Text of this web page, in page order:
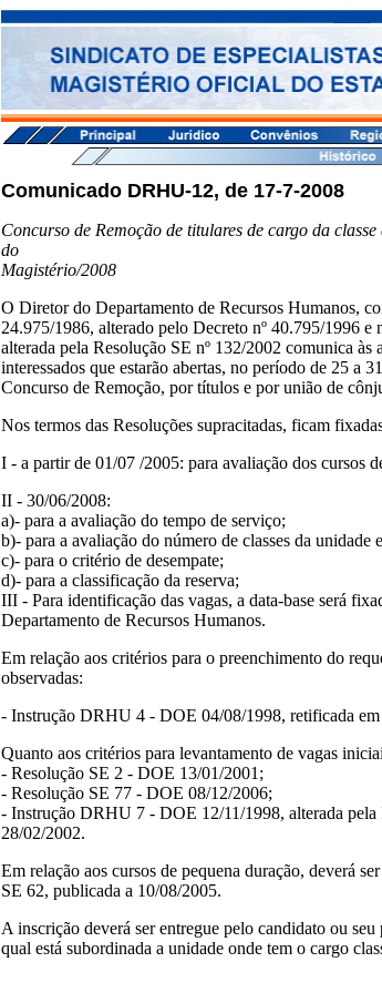
Comunicado DRHU-12, de 17-7-2008
Concurso de Remoção de titulares de cargo da
do
Magistério/2008
O Diretor do Departamento de Recursos Humanos,
24.975/1986, alterado pelo Decreto nº 40.795/1996 e
alterada pela Resolução SE nº 132/2002 comunica às
interessados que estarão abertas, no período de 25 a
Concurso de Remoção, por títulos e por união de
Nos termos das Resoluções supracitadas, ficam
I - a partir de 01/07 /2005: para avaliação dos cursos
II - 30/06/2008:
a)- para a avaliação do tempo de serviço;
b)- para a avaliação do número de classes da unidade
c)- para o critério de desempate;
d)- para a classificação da reserva;
III - Para identificação das vagas, a data-base será
Departamento de Recursos Humanos.
Em relação aos critérios para o preenchimento do
observadas:
- Instrução DRHU 4 - DOE 04/08/1998, retificada
Quanto aos critérios para levantamento de vagas
- Resolução SE 2 - DOE 13/01/2001;
- Resolução SE 77 - DOE 08/12/2006;
- Instrução DRHU 7 - DOE 12/11/1998, alterada
28/02/2002.
Em relação aos cursos de pequena duração, deverá
SE 62, publicada a 10/08/2005.
A inscrição deverá ser entregue pelo candidato ou
qual está subordinada a unidade onde tem o cargo